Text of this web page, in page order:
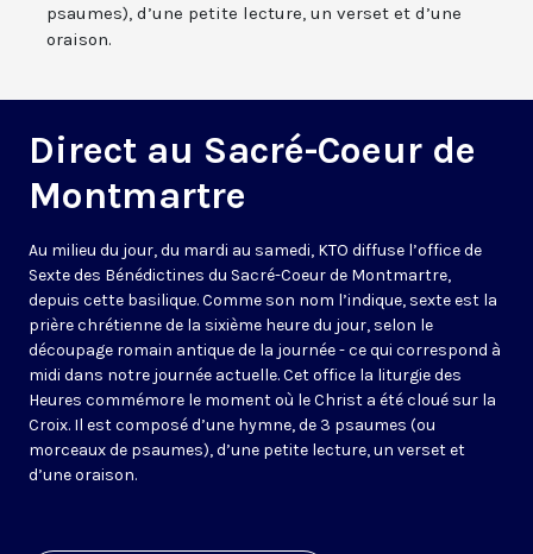
psaumes), d’une petite lecture, un verset et d’une
oraison.
Direct au Sacré-Coeur de
Montmartre
Au milieu du jour, du mardi au samedi, KTO diffuse l’office de
Sexte des Bénédictines du Sacré-Coeur de Montmartre,
depuis cette basilique. Comme son nom l’indique, sexte est la
prière chrétienne de la sixième heure du jour, selon le
découpage romain antique de la journée - ce qui correspond à
midi dans notre journée actuelle. Cet office la liturgie des
Heures commémore le moment où le Christ a été cloué sur la
Croix. Il est composé d’une hymne, de 3 psaumes (ou
morceaux de psaumes), d’une petite lecture, un verset et
d’une oraison.